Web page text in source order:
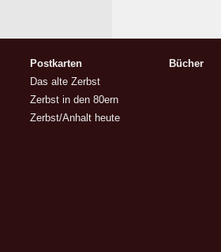
Postkarten
Das alte Zerbst
Zerbst in den 80ern
Zerbst/Anhalt heute
Bücher